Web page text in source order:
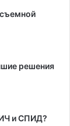
решения
и СПИД?